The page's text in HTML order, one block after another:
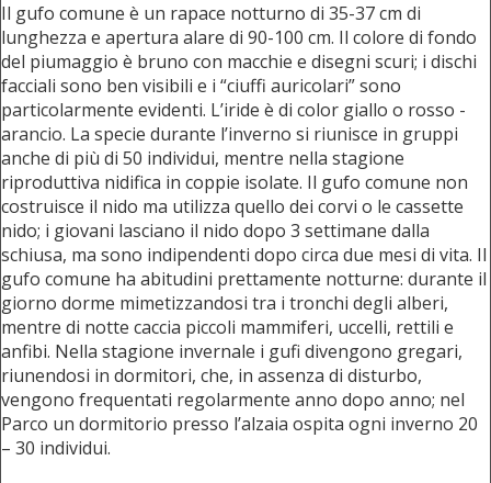
Il gufo comune è un rapace notturno di 35-37 cm di
lunghezza e apertura alare di 90-100 cm. Il colore di fondo
del piumaggio è bruno con macchie e disegni scuri; i dischi
facciali sono ben visibili e i “ciuffi auricolari” sono
particolarmente evidenti. L’iride è di color giallo o rosso -
arancio. La specie durante l’inverno si riunisce in gruppi
anche di più di 50 individui, mentre nella stagione
riproduttiva nidifica in coppie isolate. Il gufo comune non
costruisce il nido ma utilizza quello dei corvi o le cassette
nido; i giovani lasciano il nido dopo 3 settimane dalla
schiusa, ma sono indipendenti dopo circa due mesi di vita. Il
gufo comune ha abitudini prettamente notturne: durante il
giorno dorme mimetizzandosi tra i tronchi degli alberi,
mentre di notte caccia piccoli mammiferi, uccelli, rettili e
anfibi. Nella stagione invernale i gufi divengono gregari,
riunendosi in dormitori, che, in assenza di disturbo,
vengono frequentati regolarmente anno dopo anno; nel
Parco un dormitorio presso l’alzaia ospita ogni inverno 20
– 30 individui.